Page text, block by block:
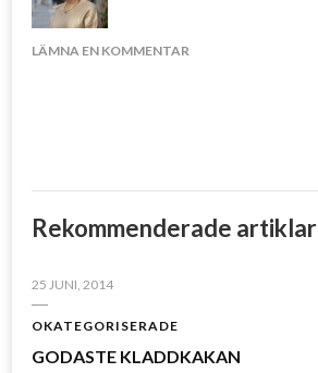
LÄMNA EN KOMMENTAR
Rekommenderade artiklar
25 JUNI, 2014
OKATEGORISERADE
GODASTE KLADDKAKAN